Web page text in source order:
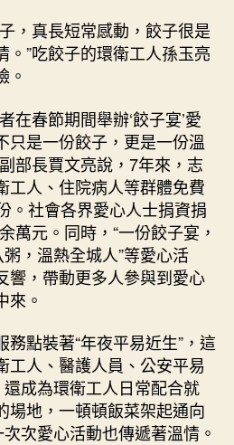
，真長短常感動，餃子很是
。”吃餃子的環衛工人孫玉亮
。
在春節期間舉辦‘餃子宴’愛
只是一份餃子，更是一份溫
部長賈文亮說，7年來，志
工人、住院病人等群體免費
。社會各界愛心人士捐資捐
萬元。同時，“一份餃子宴，
，溫熱全城人”等愛心活
響，帶動更多人參與到愛心
來。
點裝著“年夜平易近生”，這
工人、醫護人員、公安平易
還成為環衛工人日常配合就
場地，一頓頓飯菜架起通向
次愛心活動也傳遞著溫情。